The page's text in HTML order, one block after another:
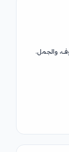
والجمل.